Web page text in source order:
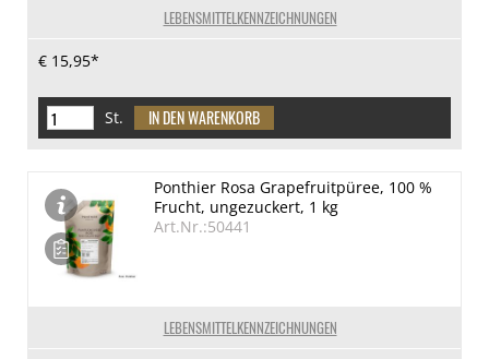
LEBENSMITTELKENNZEICHNUNGEN
€ 15,95*
St.
LEBENSMITTELKENNZEICHNUNGEN
Ponthier Rosa Grapefruitpüree, 100 %
Frucht, ungezuckert, 1 kg
Art.Nr.:50441